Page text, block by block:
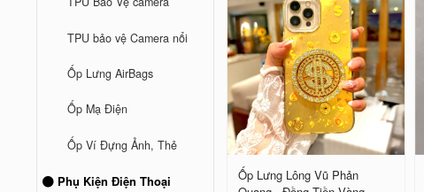
TPU bảo vệ Camera nổi
Ốp Lưng AirBags
Ốp Mạ Điện
Ốp Ví Đựng Ảnh, Thẻ
Phụ Kiện Điện Thoại
Ốp Lưng Lông Vũ Phản